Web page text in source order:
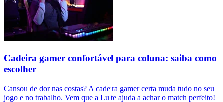
Cadeira gamer confortável para coluna: saiba como
escolher
Cansou de dor nas costas? A cadeira gamer certa muda tudo no seu
jogo e no trabalho. Vem que a Lu te ajuda a achar o match perfeito!